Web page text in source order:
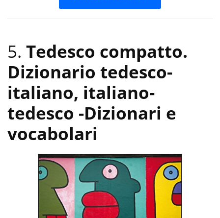
5. Tedesco compatto.
Dizionario tedesco-
italiano, italiano-
tedesco -Dizionari e
vocabolari